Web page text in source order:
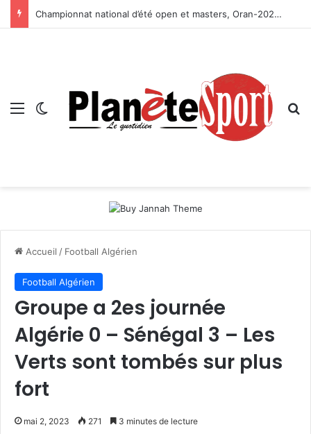
Championnat national d’été open et masters, Oran-2026 — Le CRB s’adjuge le titre
Menu Switch skin
Accueil / Football Algérien
Football Algérien
Groupe a 2es journée
Algérie 0 – Sénégal 3 – Les
Verts sont tombés sur plus
fort
mai 2, 2023 271 3 minutes de lecture